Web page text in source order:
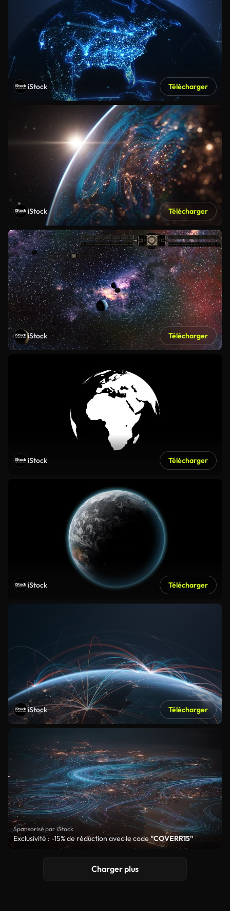
iStock Télécharger
iStock Télécharger
iStock Télécharger
iStock Télécharger
iStock Télécharger
iStock Télécharger
Sponsorisé par iStock
Exclusivité : -15% de réduction avec le code"COVERR15"
Charger plus